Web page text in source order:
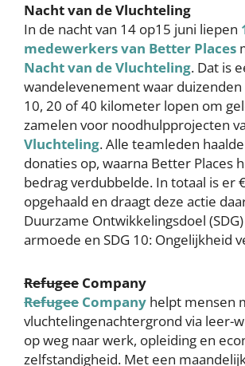
Nacht van de Vluchteling
In de nacht van 14 op15 juni liepen
medewerkers van Better Places
Nacht van de Vluchteling. Dat is
wandelevenement waar
10, 20 of 40 kilometer lopen om
zamelen voor noodhulpprojecten
Vluchteling. Alle teamleden
donaties op, waarna Better Places
bedrag verdubbelde. In totaal is er
opgehaald en draagt deze actie
Duurzame Ontwikkelingsdoel
armoede en SDG 10: Ongelijkheid
Refugee Company
Refugee Company helpt mensen
vluchtelingenachtergrond via leer-
op weg naar werk, opleiding en
zelfstandigheid. Met een